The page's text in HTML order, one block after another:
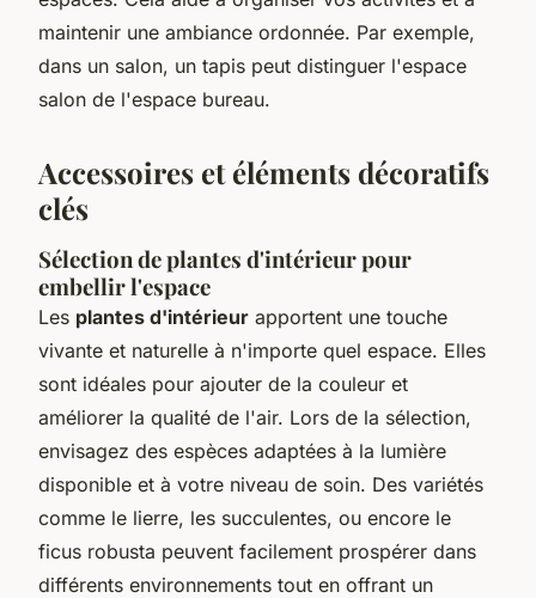
maintenir une ambiance ordonnée. Par exemple,
dans un salon, un tapis peut distinguer l'espace
salon de l'espace bureau.
Accessoires et éléments décoratifs
clés
Sélection de plantes d'intérieur pour
embellir l'espace
Les plantes d'intérieur apportent une touche
vivante et naturelle à n'importe quel espace. Elles
sont idéales pour ajouter de la couleur et
améliorer la qualité de l'air. Lors de la sélection,
envisagez des espèces adaptées à la lumière
disponible et à votre niveau de soin. Des variétés
comme le lierre, les succulentes, ou encore le
ficus robusta peuvent facilement prospérer dans
différents environnements tout en offrant un